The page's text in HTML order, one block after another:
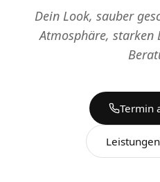
Dein Look, sauber
Atmosphäre, starken
Termin